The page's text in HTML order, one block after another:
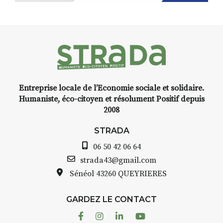
INTERVIEW
avez ouvert une galerie à
Auzon…
Bernard TURLE Le Fumoir n’est
pas une galerie permanente.
AuzonToujours organise
dans le village. Des artistes et
Entreprise locale de l’Economie sociale et solidaire.
Humaniste, éco-citoyen et résolument Positif depuis
2008
STRADA
06 50 42 06 64
strada43@gmail.com
Sénéol 43260 QUEYRIERES
GARDEZ LE CONTACT
FacebookInstagram
LinkedinYoutube